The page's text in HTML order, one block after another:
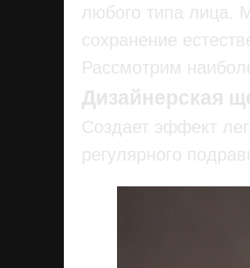
любого типа лица.
сохранение
Рассмотрим
Дизайнерская
Создает эффект
регулярного